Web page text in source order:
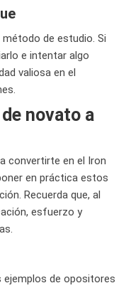
de estudio. Si
e intentar algo
valiosa en el
novato a
convertirte en el Iron
en práctica estos
Recuerda que, al
esfuerzo y
de opositores